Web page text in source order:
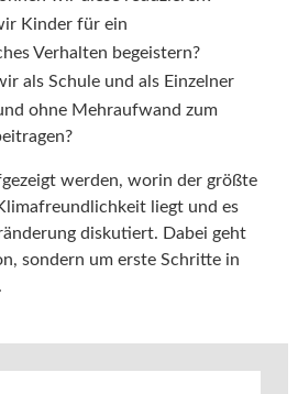
Kinder für ein
Verhalten begeistern?
als Schule und als Einzelner
ohne Mehraufwand zum
werden, worin der größte
liegt und es
diskutiert. Dabei geht
sondern um erste Schritte in